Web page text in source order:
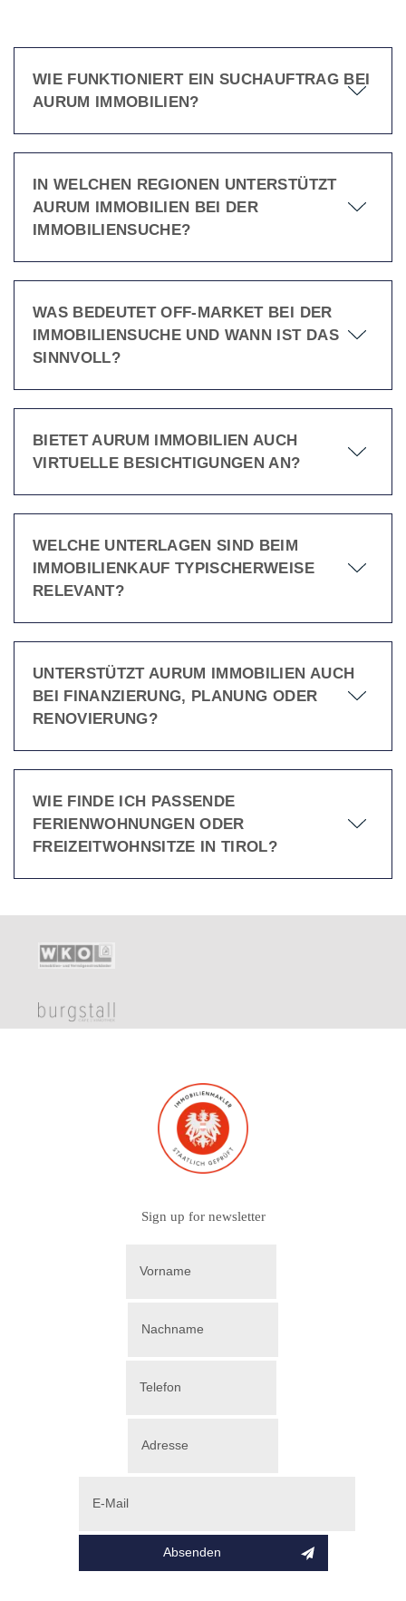
WIE FUNKTIONIERT EIN SUCHAUFTRAG BEI
AURUM IMMOBILIEN?
IN WELCHEN REGIONEN UNTERSTÜTZT
AURUM IMMOBILIEN BEI DER
IMMOBILIENSUCHE?
WAS BEDEUTET OFF-MARKET BEI DER
IMMOBILIENSUCHE UND WANN IST DAS
SINNVOLL?
BIETET AURUM IMMOBILIEN AUCH
VIRTUELLE BESICHTIGUNGEN AN?
WELCHE UNTERLAGEN SIND BEIM
IMMOBILIENKAUF TYPISCHERWEISE
RELEVANT?
UNTERSTÜTZT AURUM IMMOBILIEN AUCH
BEI FINANZIERUNG, PLANUNG ODER
RENOVIERUNG?
WIE FINDE ICH PASSENDE
FERIENWOHNUNGEN ODER
FREIZEITWOHNSITZE IN TIROL?
Sign up for newsletter